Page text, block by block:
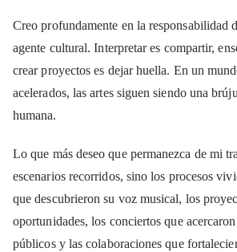
Creo profundamente en la responsabilidad
agente cultural. Interpretar es compartir,
crear proyectos es dejar huella. En un
acelerados, las artes siguen siendo una
humana.
Lo que más deseo que permanezca de mi
escenarios recorridos, sino los procesos
que descubrieron su voz musical, los
oportunidades, los conciertos que
públicos y las colaboraciones que